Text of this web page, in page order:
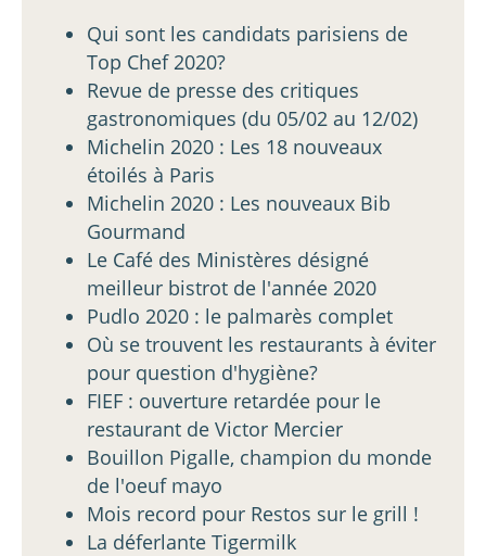
Qui sont les candidats parisiens de
Top Chef 2020?
Revue de presse des critiques
gastronomiques (du 05/02 au 12/02)
Michelin 2020 : Les 18 nouveaux
étoilés à Paris
Michelin 2020 : Les nouveaux Bib
Gourmand
Le Café des Ministères désigné
meilleur bistrot de l'année 2020
Pudlo 2020 : le palmarès complet
Où se trouvent les restaurants à éviter
pour question d'hygiène?
FIEF : ouverture retardée pour le
restaurant de Victor Mercier
Bouillon Pigalle, champion du monde
de l'oeuf mayo
Mois record pour Restos sur le grill !
La déferlante Tigermilk